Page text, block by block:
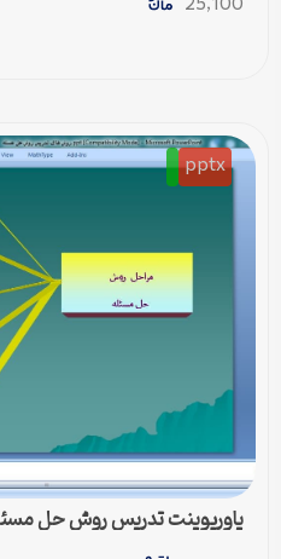
pptx
پاورپوینت تدریس روش حل
ریاضی